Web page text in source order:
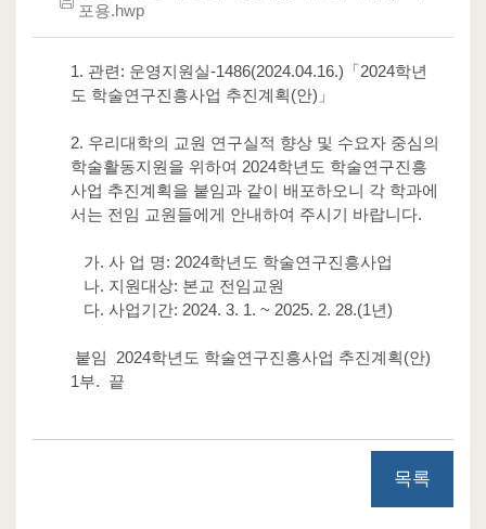
포용.hwp
1. 관련: 운영지원실-1486(2024.04.16.)「2024학년
도 학술연구진흥사업 추진계획(안)」
2. 우리대학의 교원 연구실적 향상 및 수요자 중심의
학술활동지원을 위하여 2024학년도 학술연구진흥
사업 추진계획을 붙임과 같이 배포하오니 각 학과에
서는 전임 교원들에게 안내하여 주시기 바랍니다.
가. 사 업 명: 2024학년도 학술연구진흥사업
나. 지원대상: 본교 전임교원
다. 사업기간: 2024. 3. 1. ~ 2025. 2. 28.(1년)
붙임 2024학년도 학술연구진흥사업 추진계획(안)
1부. 끝
목록